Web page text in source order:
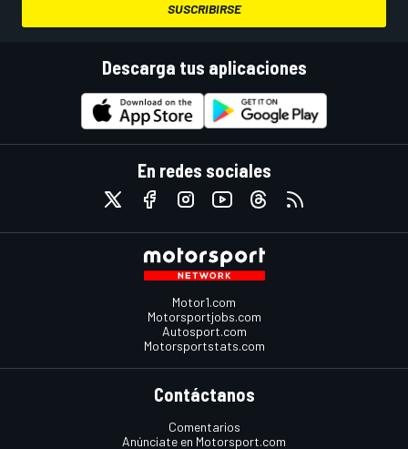
SUSCRIBIRSE
Descarga tus aplicaciones
En redes sociales
Motor1.com
Motorsportjobs.com
Autosport.com
Motorsportstats.com
Contáctanos
Comentarios
Anúnciate en Motorsport.com